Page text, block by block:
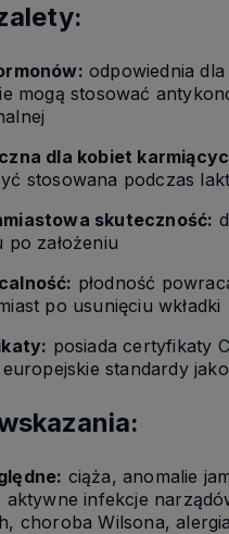
odpowiednia dla
mogą stosować
dla kobiet
stosowana podczas
skuteczność:
po założeniu
płodność
po usunięciu wkładki
posiada certyfikaty
europejskie standardy
ciąża, anomalie
aktywne infekcje
choroba Wilsona,